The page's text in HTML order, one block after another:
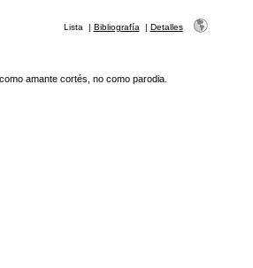
Lista | Bibliografía | Detalles
amante cortés, no como parodia.